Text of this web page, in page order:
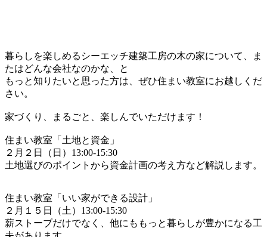
暮らしを楽しめるシーエッチ建築工房の木の家について、ま
たはどんな会社なのかな、と
もっと知りたいと思った方は、ぜひ住まい教室にお越しくだ
さい。
家づくり、まるごと、楽しんでいただけます！
住まい教室「土地と資金」
２月２日（日）13:00-15:30
土地選びのポイントから資金計画の考え方など解説します。
住まい教室「いい家ができる設計」
２月１５日（土）13:00-15:30
薪ストーブだけでなく、他にももっと暮らしが豊かになる工